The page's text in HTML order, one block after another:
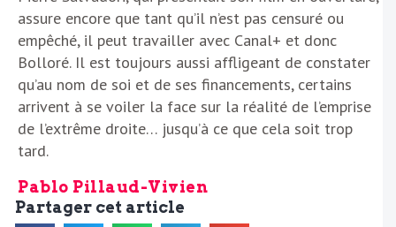
assure encore que tant qu’il n’est pas censuré ou
empêché, il peut travailler avec Canal+ et donc
Bolloré. Il est toujours aussi affligeant de constater
qu’au nom de soi et de ses financements, certains
arrivent à se voiler la face sur la réalité de l’emprise
de l’extrême droite… jusqu’à ce que cela soit trop
tard.
Pablo Pillaud-Vivien
Partager cet article